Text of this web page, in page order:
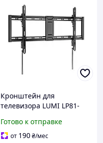
Кронштейн для
телевизора LUMI LP81-
до 75 кг
Готово к отправке
от 190₴/мес